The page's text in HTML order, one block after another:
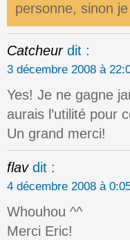
personne, sinon
Catcheur dit :
3 décembre 2008 à
Yes! Je ne gagne
aurais l’utilité pour
Un grand merci!
flav dit :
4 décembre 2008 à
Whouhou ^^
Merci Eric!